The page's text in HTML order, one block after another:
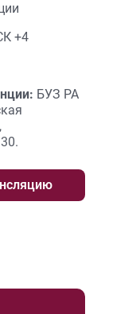
+4
БУЗ РА